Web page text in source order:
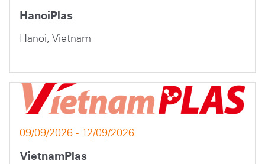
HanoiPlas
Hanoi, Vietnam
VietnamPlas
09/09/2026 - 12/09/2026